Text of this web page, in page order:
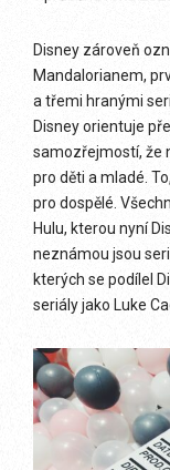
Disney zároveň
Mandalorianem,
a třemi hranými
Disney orientuje
samozřejmostí, že
pro děti a mladé.
pro dospělé.
Hulu, kterou nyní
neznámou jsou
kterých se podílel
seriály jako Luke